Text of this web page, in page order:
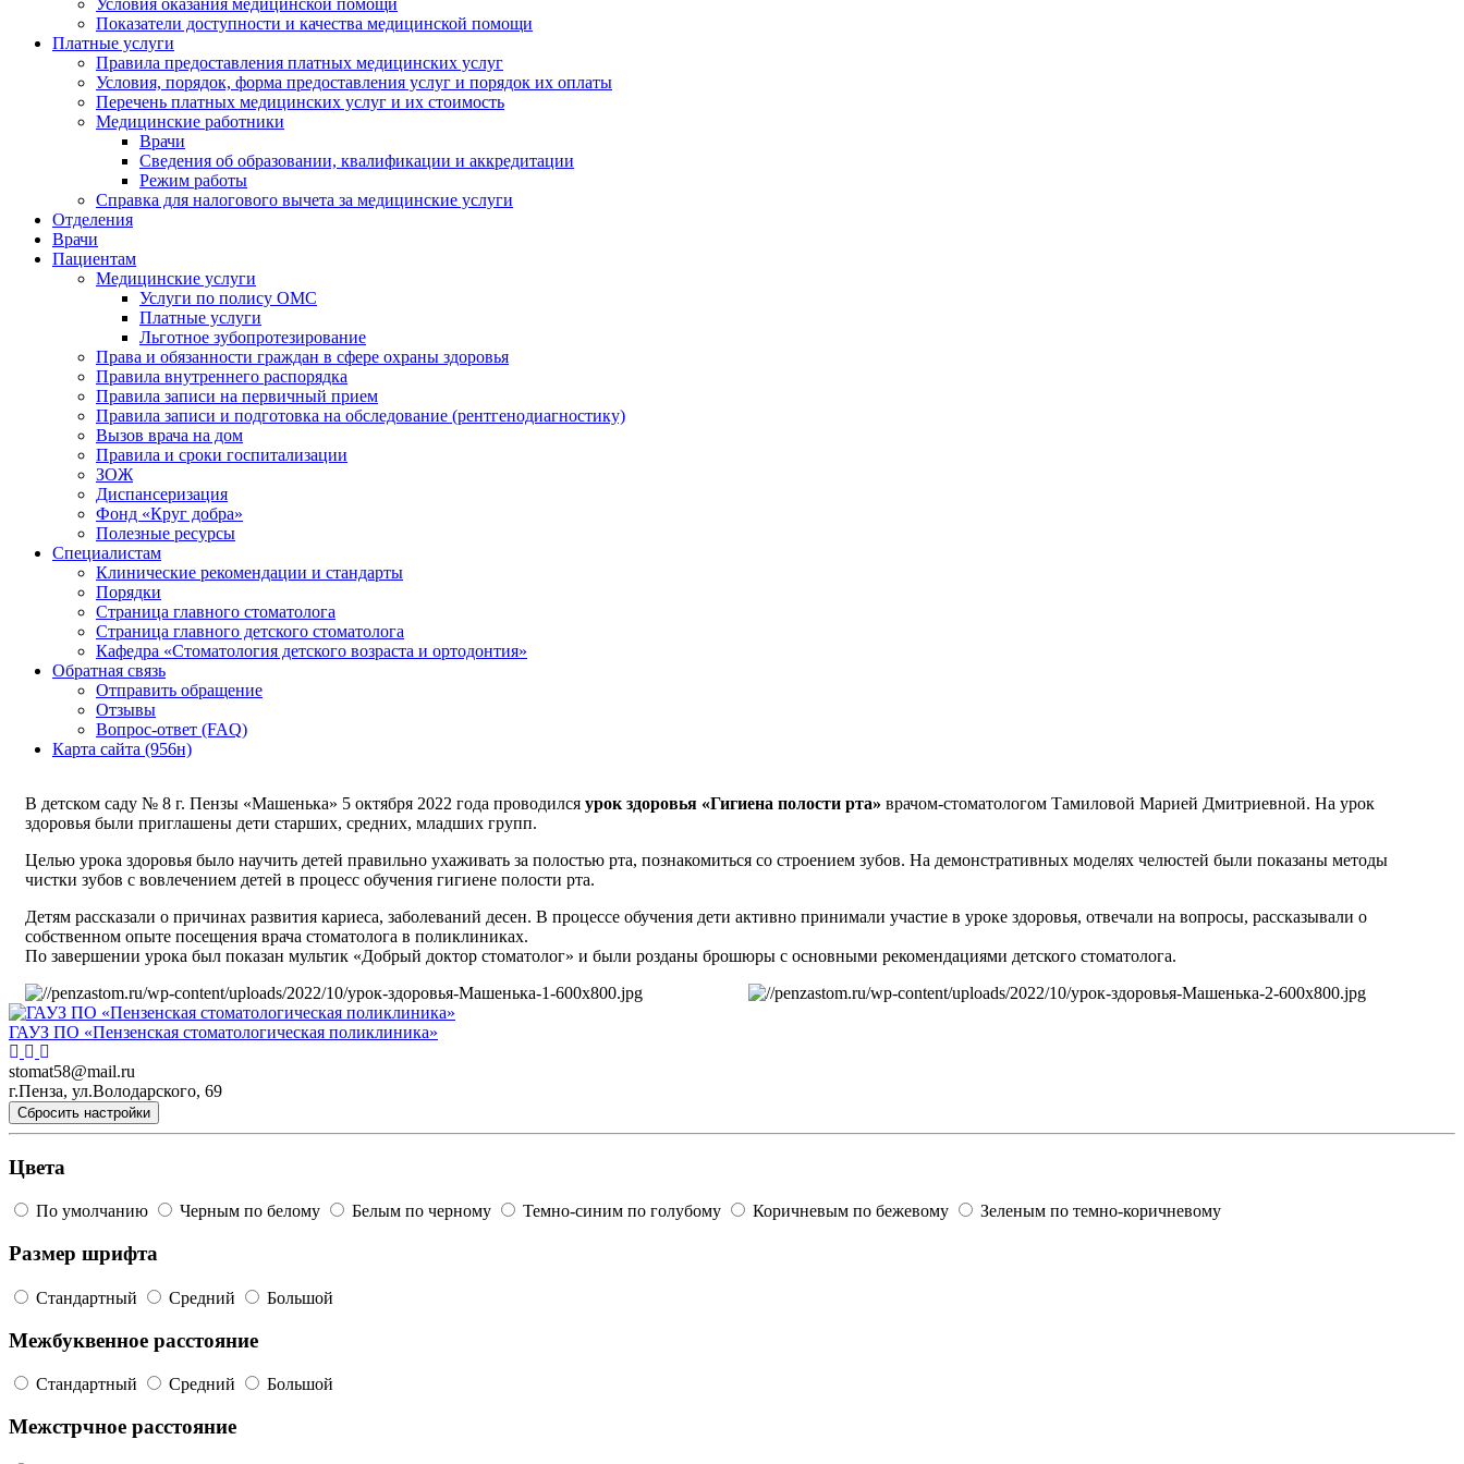
Условия оказания медицинской помощи
Показатели доступности и качества медицинской помощи
Платные услуги
Правила предоставления платных медицинских услуг
Условия, порядок, форма предоставления услуг и порядок их оплаты
Перечень платных медицинских услуг и их стоимость
Медицинские работники
Врачи
Сведения об образовании, квалификации и аккредитации
Режим работы
Справка для налогового вычета за медицинские услуги
Отделения
Врачи
Пациентам
Медицинские услуги
Услуги по полису ОМС
Платные услуги
Льготное зубопротезирование
Права и обязанности граждан в сфере охраны здоровья
Правила внутреннего распорядка
Правила записи на первичный прием
Правила записи и подготовка на обследование (рентгенодиагностику)
Вызов врача на дом
Правила и сроки госпитализации
ЗОЖ
Диспансеризация
Фонд «Круг добра»
Полезные ресурсы
Специалистам
Клинические рекомендации и стандарты
Порядки
Страница главного стоматолога
Страница главного детского стоматолога
Кафедра «Стоматология детского возраста и ортодонтия»
Обратная связь
Отправить обращение
Отзывы
Вопрос-ответ (FAQ)
Карта сайта (956н)
В детском саду № 8 г. Пензы «Машенька» 5 октября 2022 года проводился урок здоровья «Гигиена полости рта» врачом-стоматологом Тамиловой Марией Дмитриевной. На урок
здоровья были приглашены дети старших, средних, младших групп.
Целью урока здоровья было научить детей правильно ухаживать за полостью рта, познакомиться со строением зубов. На демонстративных моделях челюстей были показаны методы
чистки зубов с вовлечением детей в процесс обучения гигиене полости рта.
Детям рассказали о причинах развития кариеса, заболеваний десен. В процессе обучения дети активно принимали участие в уроке здоровья, отвечали на вопросы, рассказывали о
собственном опыте посещения врача стоматолога в поликлиниках.
По завершении урока был показан мультик «Добрый доктор стоматолог» и были розданы брошюры с основными рекомендациями детского стоматолога.
ГАУЗ ПО «Пензенская стоматологическая поликлиника»
stomat58@mail.ru
г.Пенза, ул.Володарского, 69
Сбросить настройки
Цвета
По умолчанию Черным по белому Белым по черному Темно-синим по голубому Коричневым по бежевому Зеленым по темно-коричневому
Размер шрифта
Стандартный Средний Большой
Межбуквенное расстояние
Стандартный Средний Большой
Межстрчное расстояние